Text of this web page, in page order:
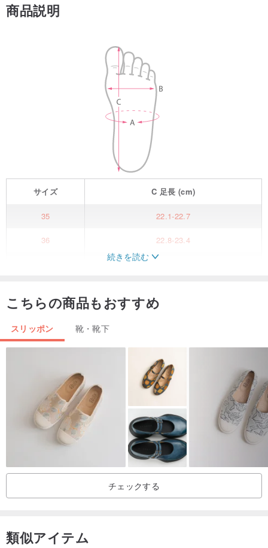
商品説明
サイズ C 足長 (cm)
35 22.1-22.7
36 22.8-23.4
39 24.8-25.2
40
25.8-26.3
日本最大級の資金調達プラットフォーム「Makuake」は、サービス
開始から2週間で累計売上900万円を達成し、絶大な人気を誇ってい
ます！
続きを読む
こちらの商品もおすすめ
スリッポン 靴・靴下
チェックする
類似アイテム